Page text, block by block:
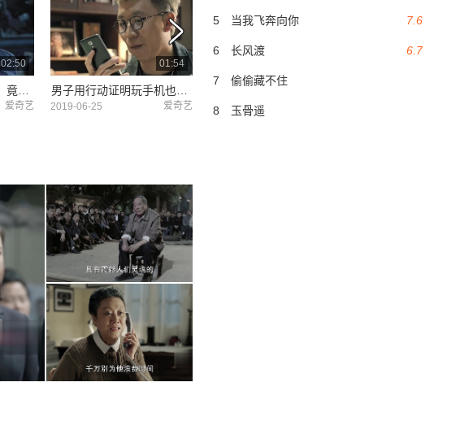
7.6
5 当我飞奔向你
6.7
6 长风渡
7 偷偷藏不住
8 玉骨遥
02:50
爱奇艺
01:54
2019-06-25 爱奇艺 2019-06-25